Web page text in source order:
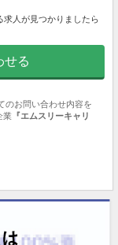
人が見つかりましたら
せる
のお問い合わせ内容を
業 『エムスリーキャリ